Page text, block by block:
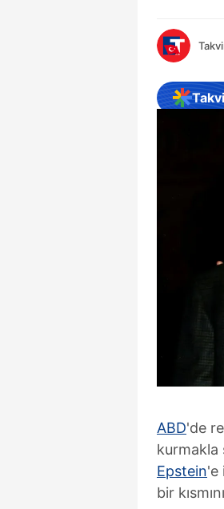
ABD'de
kurmakla
Epstein'e
bir